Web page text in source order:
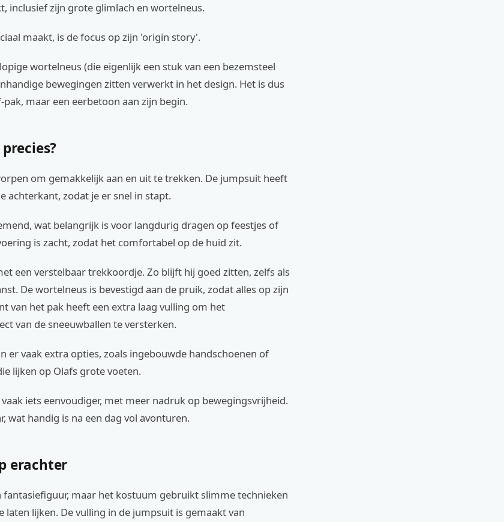
inclusief zijn grote glimlach en wortelneus.
maakt, is de focus op zijn 'origin story'.
wortelneus (die eigenlijk een stuk van een bezemsteel
bewegingen zitten verwerkt in het design. Het is dus
maar een eerbetoon aan zijn begin.
om gemakkelijk aan en uit te trekken. De jumpsuit heeft
achterkant, zodat je er snel in stapt.
wat belangrijk is voor langdurig dragen op feestjes of
is zacht, zodat het comfortabel op de huid zit.
een verstelbaar trekkoordje. Zo blijft hij goed zitten, zelfs als
De wortelneus is bevestigd aan de pruik, zodat alles op zijn
van het pak heeft een extra laag vulling om het
van de sneeuwballen te versterken.
er vaak extra opties, zoals ingebouwde handschoenen of
lijken op Olafs grote voeten.
iets eenvoudiger, met meer nadruk op bewegingsvrijheid.
wat handig is na een dag vol avonturen.
erachter
fantasiefiguur, maar het kostuum gebruikt slimme technieken
laten lijken. De vulling in de jumpsuit is gemaakt van